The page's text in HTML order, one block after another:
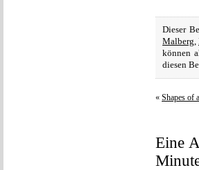
Dieser
Malberg,
können
diesen
« Shapes of
Eine